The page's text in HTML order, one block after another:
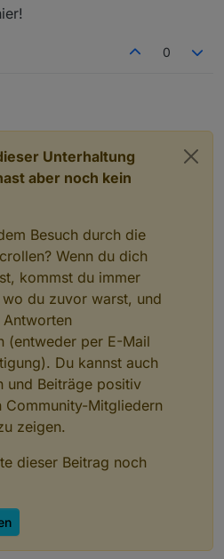
ich hier eintragen soll
0
Unterhaltung
aber noch kein
Besuch durch die
Wenn du dich
kommst du immer
du zuvor warst, und
(entweder per E-Mail
Du kannst auch
und Beiträge positiv
Community-Mitgliedern
zeigen.
dieser Beitrag noch